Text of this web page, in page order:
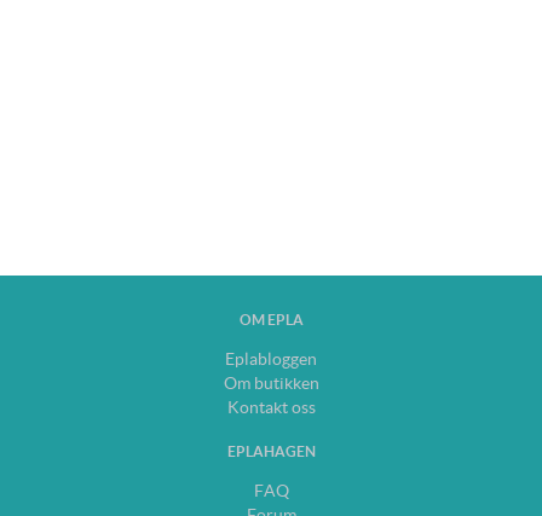
OM EPLA
Eplabloggen
Om butikken
Kontakt oss
EPLAHAGEN
FAQ